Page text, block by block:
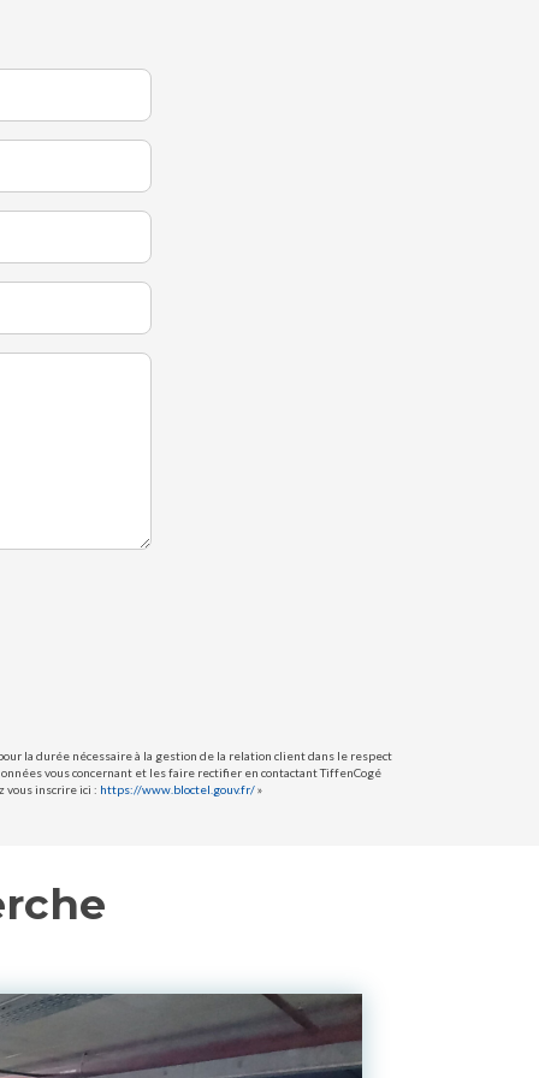
la durée nécessaire à la gestion de la relation client dans le respect
vous concernant et les faire rectifier en contactant TiffenCogé
vous inscrire ici : https://www.bloctel.gouv.fr/»